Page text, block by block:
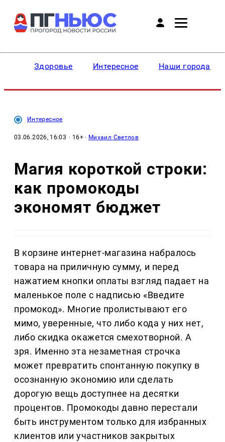
Здоровье Интересное Наши города
Интересное
03.06.2026, 16:03 · 16+ · Михаил Светлов
Магия короткой строки:
как промокоды
экономят бюджет
В корзине интернет-магазина набралось
товара на приличную сумму, и перед
нажатием кнопки оплаты взгляд падает на
маленькое поле с надписью «Введите
промокод». Многие пролистывают его
мимо, уверенные, что либо кода у них нет,
либо скидка окажется смехотворной. А
зря. Именно эта незаметная строчка
может превратить спонтанную покупку в
осознанную экономию или сделать
дорогую вещь доступнее на десятки
процентов. Промокоды давно перестали
быть инструментом только для избранных
клиентов или участников закрытых